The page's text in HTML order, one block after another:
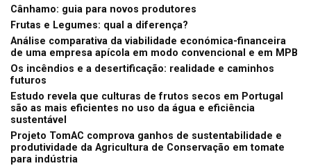
Cânhamo: guia para novos produtores
Frutas e Legumes: qual a diferença?
Análise comparativa da viabilidade económica-financeira
de uma empresa apícola em modo convencional e em MPB
Os incêndios e a desertificação: realidade e caminhos
futuros
Estudo revela que culturas de frutos secos em Portugal
são as mais eficientes no uso da água e eficiência
sustentável
Projeto TomAC comprova ganhos de sustentabilidade e
produtividade da Agricultura de Conservação em tomate
para indústria